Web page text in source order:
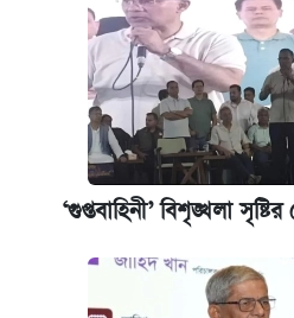
‘গুপ্তবাহিনী’ বিশৃঙ্খলা সৃষ্টির